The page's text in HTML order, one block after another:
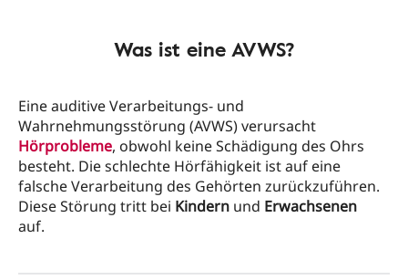
Was ist eine AVWS?
Eine auditive Verarbeitungs- und
Wahrnehmungsstörung (AVWS) verursacht
Hörprobleme, obwohl keine Schädigung des Ohrs
besteht. Die schlechte Hörfähigkeit ist auf eine
falsche Verarbeitung des Gehörten zurückzuführen.
Diese Störung tritt bei Kindern und Erwachsenen
auf.